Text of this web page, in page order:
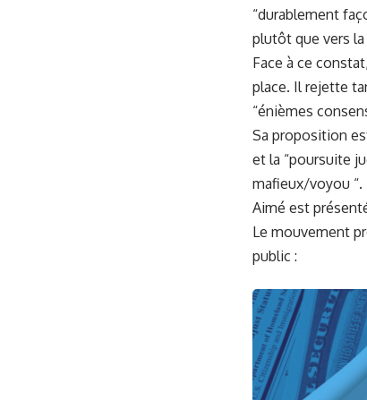
“durablement
plutôt que vers
Face à ce
place. Il rejette
“énièmes
Sa proposition
et la “poursuite
mafieux/voyou “.
Aimé est
Le mouvement
public :